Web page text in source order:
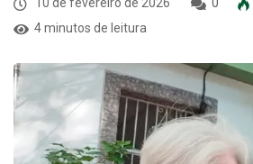
4 minutos de leitura